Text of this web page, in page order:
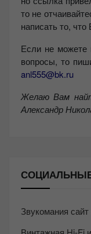
то не
написать то,
Если не можете
вопросы, то
anl555@bk.ru
Желаю Вам
Александр
Звукомания